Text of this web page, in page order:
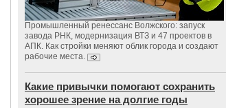
Промышленный ренессанс Волжского: запуск
завода РНК, модернизация ВТЗ и 47 проектов в
АПК. Как стройки меняют облик города и создают
рабочие места.
Какие привычки помогают сохранить
хорошее зрение на долгие годы